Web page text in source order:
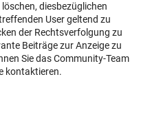
diesbezüglichen
User geltend zu
der Rechtsverfolgung zu
Beiträge zur Anzeige zu
Sie das Community-Team
kontaktieren.